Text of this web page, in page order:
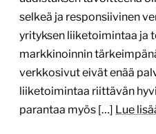
selkeä ja responsiivinen
yrityksen liiketoimintaa ja
markkinoinnin
verkkosivut eivät enää
liiketoimintaa riittävän
parantaa myös […] Lue